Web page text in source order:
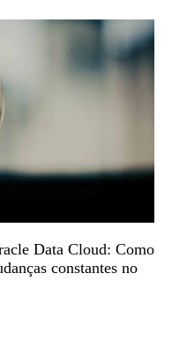
Data Cloud: Como
constantes no